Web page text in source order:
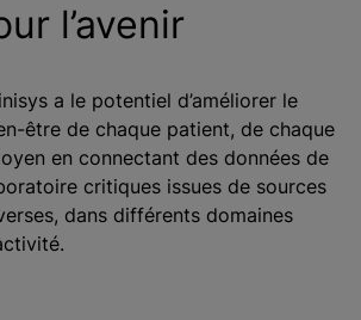
l’avenir
a le potentiel d’améliorer le
être de chaque patient, de chaque
en connectant des données de
critiques issues de sources
dans différents domaines